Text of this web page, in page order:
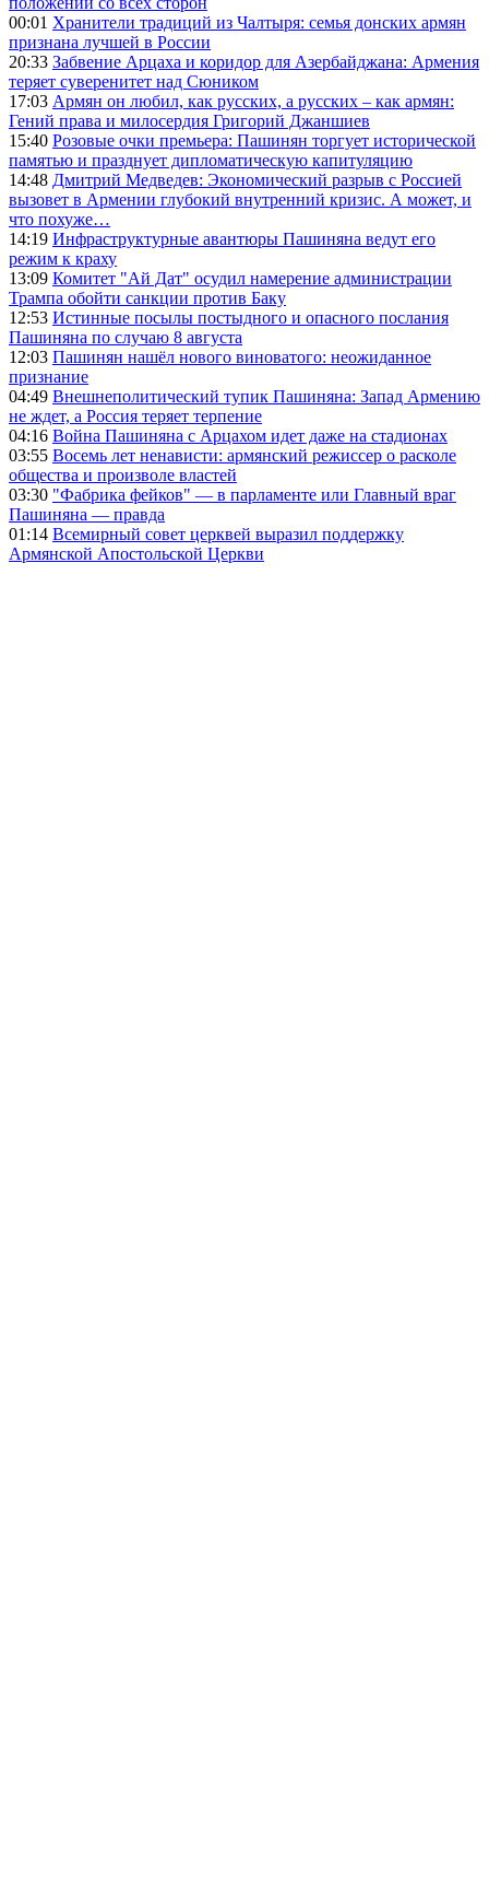
00:01 Хранители традиций из Чалтыря: семья донских армян
признана лучшей в России
20:33 Забвение Арцаха и коридор для Азербайджана: Армения
теряет суверенитет над Сюником
17:03 Армян он любил, как русских, а русских – как армян:
Гений права и милосердия Григорий Джаншиев
15:40 Розовые очки премьера: Пашинян торгует исторической
памятью и празднует дипломатическую капитуляцию
14:48 Дмитрий Медведев: Экономический разрыв с Россией
вызовет в Армении глубокий внутренний кризис. А может, и
что похуже…
14:19 Инфраструктурные авантюры Пашиняна ведут его
режим к краху
13:09 Комитет "Ай Дат" осудил намерение администрации
Трампа обойти санкции против Баку
12:53 Истинные посылы постыдного и опасного послания
Пашиняна по случаю 8 августа
12:03 Пашинян нашёл нового виноватого: неожиданное
признание
04:49 Внешнеполитический тупик Пашиняна: Запад Армению
не ждет, а Россия теряет терпение
04:16 Война Пашиняна с Арцахом идет даже на стадионах
03:55 Восемь лет ненависти: армянский режиссер о расколе
общества и произволе властей
03:30 "Фабрика фейков" — в парламенте или Главный враг
Пашиняна — правда
01:14 Всемирный совет церквей выразил поддержку
Армянской Апостольской Церкви